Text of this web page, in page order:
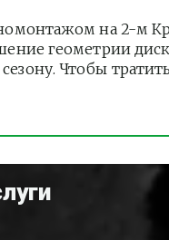
на 2-м
геометрии
Чтобы